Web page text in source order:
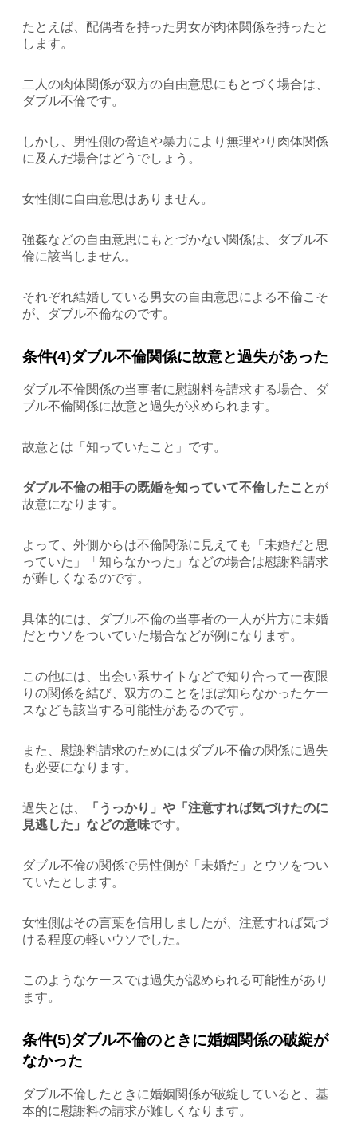
たとえば、配偶者を持った男女が肉体関係を持ったと
します。
二人の肉体関係が双方の自由意思にもとづく場合は、
ダブル不倫です。
しかし、男性側の脅迫や暴力により無理やり肉体関係
に及んだ場合はどうでしょう。
女性側に自由意思はありません。
強姦などの自由意思にもとづかない関係は、ダブル不
倫に該当しません。
それぞれ結婚している男女の自由意思による不倫こそ
が、ダブル不倫なのです。
条件(4)ダブル不倫関係に故意と過失があった
ダブル不倫関係の当事者に慰謝料を請求する場合、ダ
ブル不倫関係に故意と過失が求められます。
故意とは「知っていたこと」です。
ダブル不倫の相手の既婚を知っていて不倫したことが
故意になります。
よって、外側からは不倫関係に見えても「未婚だと思
っていた」「知らなかった」などの場合は慰謝料請求
が難しくなるのです。
具体的には、ダブル不倫の当事者の一人が片方に未婚
だとウソをついていた場合などが例になります。
この他には、出会い系サイトなどで知り合って一夜限
りの関係を結び、双方のことをほぼ知らなかったケー
スなども該当する可能性があるのです。
また、慰謝料請求のためにはダブル不倫の関係に過失
も必要になります。
過失とは、
「うっかり」や「注意すれば気づけたのに
見逃した」などの意味です。
ダブル不倫の関係で男性側が「未婚だ」とウソをつい
ていたとします。
女性側はその言葉を信用しましたが、注意すれば気づ
ける程度の軽いウソでした。
このようなケースでは過失が認められる可能性があり
ます。
条件(5)ダブル不倫のときに婚姻関係の破綻が
なかった
ダブル不倫したときに婚姻関係が破綻していると、基
本的に慰謝料の請求が難しくなります。